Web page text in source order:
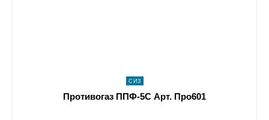
СИЗ
Противогаз ППФ-5C Арт. Про601